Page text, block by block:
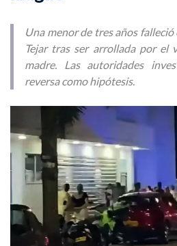
Una menor de tres años falleció
Tejar tras ser arrollada por el
madre. Las autoridades
reversa como hipótesis.